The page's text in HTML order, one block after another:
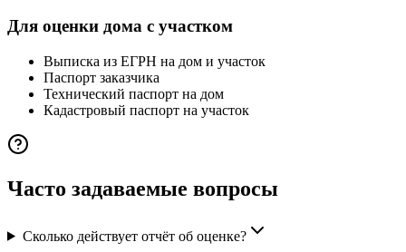
Для оценки дома с участком
Выписка из ЕГРН на дом и участок
Паспорт заказчика
Технический паспорт на дом
Кадастровый паспорт на участок
Часто задаваемые вопросы
Сколько действует отчёт об оценке?